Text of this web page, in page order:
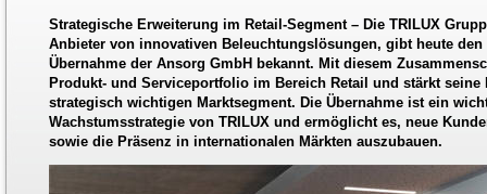
Strategische Erweiterung im Retail-Segment – Die TRILUX
Anbieter von innovativen Beleuchtungslösungen, gibt heute
Übernahme der Ansorg GmbH bekannt. Mit diesem
Produkt- und Serviceportfolio im Bereich Retail und stärkt
strategisch wichtigen Marktsegment. Die Übernahme ist ein
Wachstumsstrategie von TRILUX und ermöglicht es, neue
sowie die Präsenz in internationalen Märkten auszubauen.